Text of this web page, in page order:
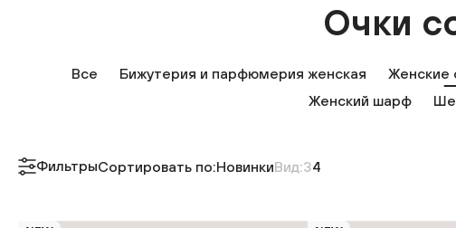
Очки
Все Бижутерия и парфюмерия женская Женские
Женский шарф
ФильтрыСортировать по:НовинкиВид:34